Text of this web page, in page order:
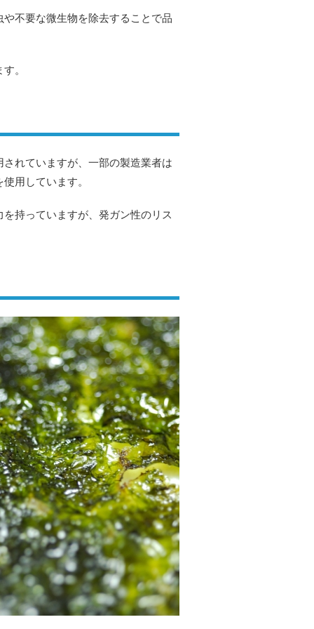
不要な微生物を除去することで品
。
れていますが、一部の製造業者は
用しています。
持っていますが、発ガン性のリス